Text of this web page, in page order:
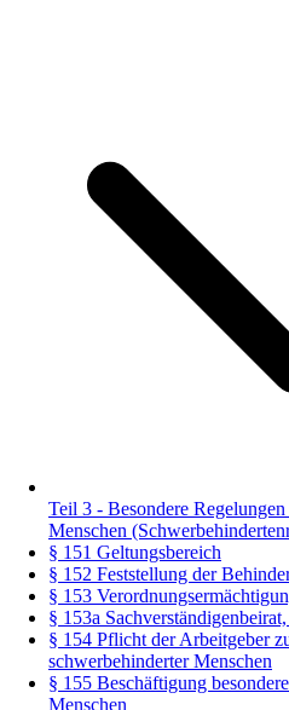
Teil 3 - Besondere
Menschen
§ 151 Geltungsbereich
§ 152 Feststellung der
§ 153
§ 153a
§ 154 Pflicht der Arbeitgeber
schwerbehinderter Menschen
§ 155 Beschäftigung
Menschen